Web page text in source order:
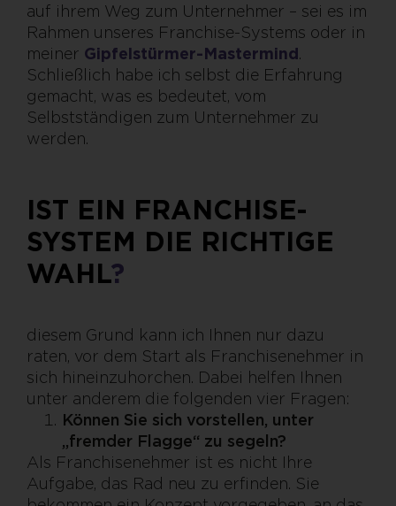
auf ihrem Weg zum Unternehmer – sei es im
Rahmen unseres Franchise-Systems oder in
meiner Gipfelstürmer-Mastermind.
Schließlich habe ich selbst die Erfahrung
gemacht, was es bedeutet, vom
Selbstständigen zum Unternehmer zu
werden.
IST EIN FRANCHISE-
SYSTEM DIE RICHTIGE
WAHL?
diesem Grund kann ich Ihnen nur dazu
raten, vor dem Start als Franchisenehmer in
sich hineinzuhorchen. Dabei helfen Ihnen
unter anderem die folgenden vier Fragen:
Können Sie sich vorstellen, unter
„fremder Flagge“ zu segeln?
Als Franchisenehmer ist es nicht Ihre
Aufgabe, das Rad neu zu erfinden. Sie